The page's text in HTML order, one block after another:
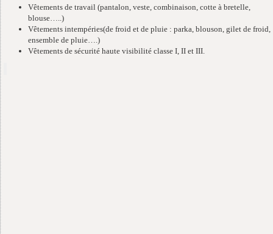
Vêtements de travail (pantalon, veste, combinaison, cotte à bretelle,
blouse…..)
Vêtements intempéries(de froid et de pluie : parka, blouson, gilet de froid,
ensemble de pluie….)
Vêtements de sécurité haute visibilité classe I, II et III.